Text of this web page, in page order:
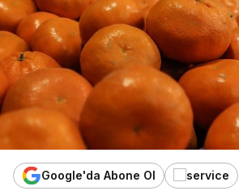
Google'da Abone Ol